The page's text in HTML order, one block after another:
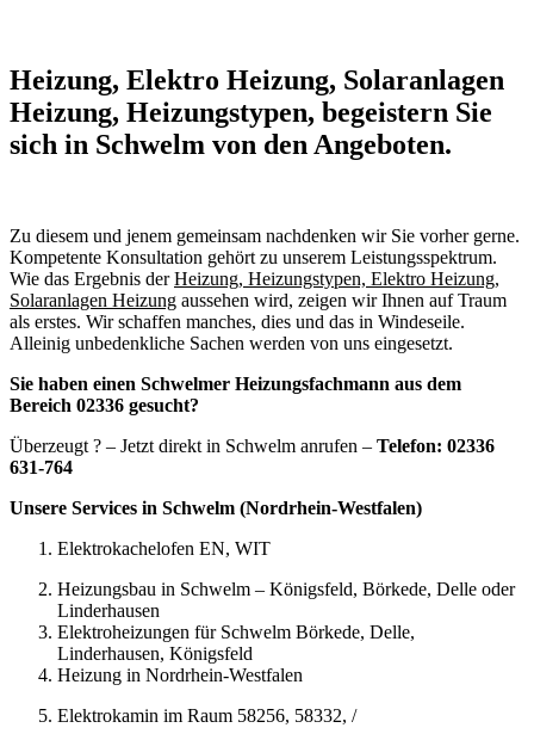
Heizung, Elektro Heizung, Solaranlagen
Heizung, Heizungstypen, begeistern Sie
sich in Schwelm von den Angeboten.
Zu diesem und jenem gemeinsam nachdenken wir Sie vorher gerne.
Kompetente Konsultation gehört zu unserem Leistungsspektrum.
Wie das Ergebnis derHeizung, Heizungstypen, Elektro Heizung,
Solaranlagen Heizung aussehen wird, zeigen wir Ihnen auf Traum
als erstes. Wir schaffen manches, dies und das in Windeseile.
Alleinig unbedenkliche Sachen werden von uns eingesetzt.
Sie haben einen Schwelmer Heizungsfachmann aus dem
Bereich 02336 gesucht?
Überzeugt ? – Jetzt direkt in Schwelm anrufen – Telefon: 02336
631-764
Unsere Services in Schwelm (Nordrhein-Westfalen)
Elektrokachelofen EN, WIT
Heizungsbau in Schwelm – Königsfeld, Börkede, Delle oder
Linderhausen
Elektroheizungen für Schwelm Börkede, Delle,
Linderhausen, Königsfeld
Heizung in Nordrhein-Westfalen
Elektrokamin im Raum 58256, 58332, /